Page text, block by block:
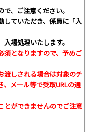
、ご注意ください。
していただき、係員に「入
場処理いたします。
となりますので、予めご
しされる場合は対象のチ
メール等で受取URLの通
ができませんのでご注意